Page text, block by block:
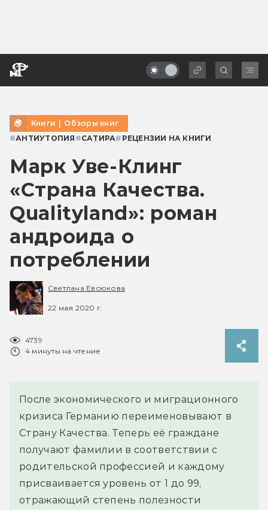
Книги | Обзоры книг
#АНТИУТОПИЯ #САТИРА# РЕЦЕНЗИИ НА КНИГИ
Марк Уве-Клинг
«Страна Качества.
Qualityland»: роман
андроида о
потреблении
Светлана Евсюкова
22 мая 2020 г.
4739
4 минуты на чтение
После экономического и миграционного
кризиса Германию переименовывают в
Страну Качества. Теперь её граждане
получают фамилии в соответствии с
родительской профессией и каждому
присваивается уровень от 1 до 99,
отражающий степень полезности